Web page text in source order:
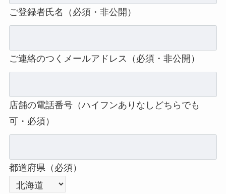
ご登録者氏名（必須・非公開）
ご連絡のつくメールアドレス（必須・非公開）
店舗の電話番号（ハイフンありなしどちらでも
可・必須）
都道府県（必須）